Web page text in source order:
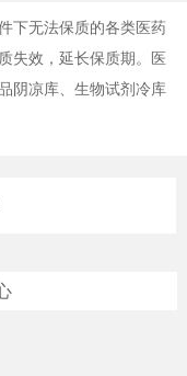
无法保质的各类医药
失效，延长保质期。医
阴凉库、生物试剂冷库